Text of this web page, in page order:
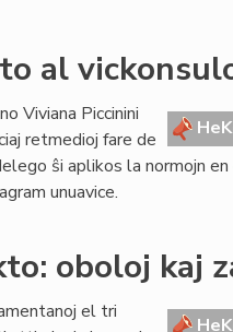
al
Viviana Piccinini
retmedioj fare de
ŝi aplikos la normojn en
unuavice.
oboloj kaj
el tri